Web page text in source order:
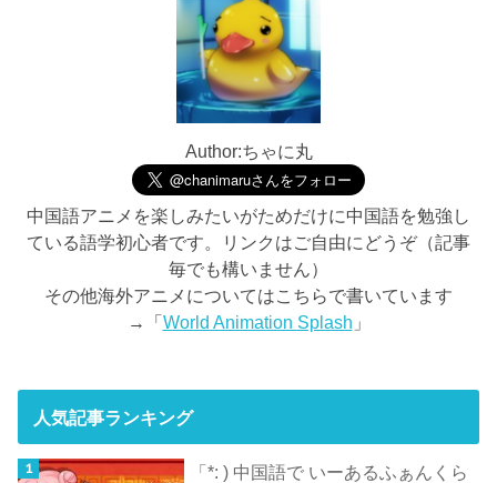
Author:ちゃに丸
中国語アニメを楽しみたいがためだけに中国語を勉強し
ている語学初心者です。リンクはご自由にどうぞ（記事
毎でも構いません）
その他海外アニメについてはこちらで書いています
→「World Animation Splash 」
人気記事ランキング
「*: ) 中国語で いーあるふぁんくら